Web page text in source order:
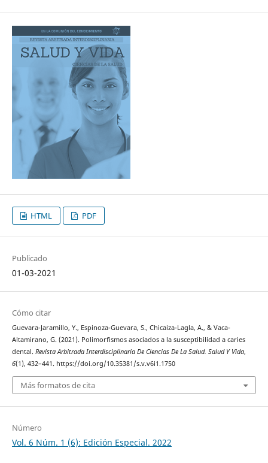
HTML PDF
Publicado
01-03-2021
Cómo citar
Guevara-Jaramillo, Y., Espinoza-Guevara, S., Chicaiza-Lagla, A., & Vaca-
Altamirano, G. (2021). Polimorfismos asociados a la susceptibilidad a caries
dental. Revista Arbitrada Interdisciplinaria De Ciencias De La Salud. Salud Y Vida,
6(1), 432–441. https://doi.org/10.35381/s.v.v6i1.1750
Más formatos de cita
Número
Vol. 6 Núm. 1 (6): Edición Especial. 2022